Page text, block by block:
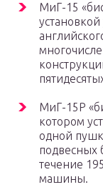
МиГ-15
МиГ-15Р
котором
одной
подвесных
течение
машины.